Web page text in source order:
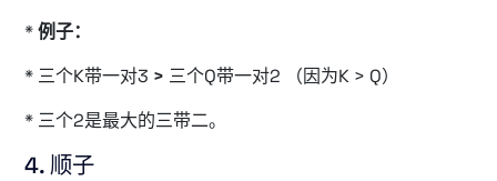
*例子：
* 三个K带一对3 > 三个Q带一对2 （因为K > Q）
* 三个2是最大的三带二。
4. 顺子